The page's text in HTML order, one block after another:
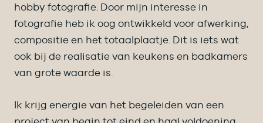
hobby fotografie. Door mijn interesse in
fotografie heb ik oog ontwikkeld voor afwerking,
compositie en het totaalplaatje. Dit is iets wat
ook bij de realisatie van keukens en badkamers
van grote waarde is.
Ik krijg energie van het begeleiden van een